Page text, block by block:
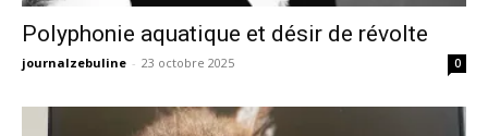
Polyphonie aquatique et désir de révolte
journalzebuline - 23 octobre 2025 0